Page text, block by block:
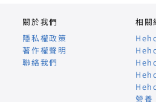
關於我們
隱私權政策
著作權聲明
聯絡我們
相關
營養